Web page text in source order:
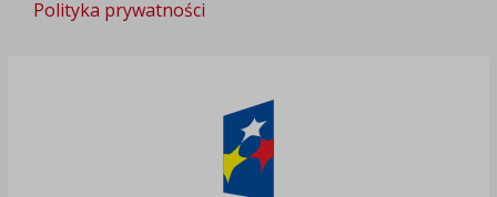
Polityka prywatności